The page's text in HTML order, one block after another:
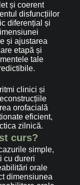
și coerent
disfuncțiilor
diferențial și
și ajustarea
etapă și
tale
clinici și
orofacială
eficient,
zilnică.
curs?
simple,
cu dureri
orale
dimensiunea